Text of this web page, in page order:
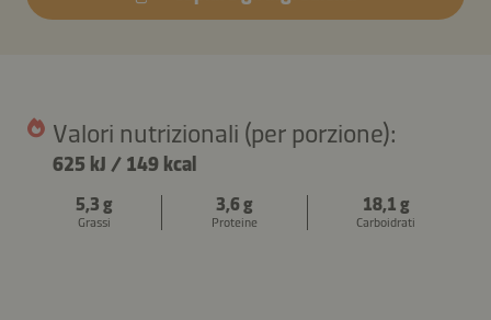
Valori nutrizionali (per porzione):
625 kJ / 149 kcal
5,3 g
Grassi
3,6 g
Proteine
18,1 g
Carboidrati